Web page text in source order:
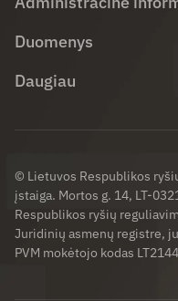
Duomenys
Daugiau
© Lietuvos Respublikos
įstaiga. Mortos g. 14, LT-
Respublikos ryšių
Juridinių asmenų registre,
PVM mokėtojo kodas